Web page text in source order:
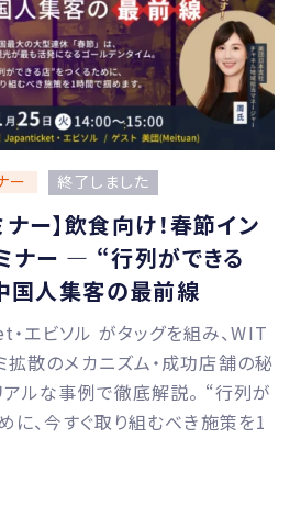
ー 終了しました
ー】飲食向け！春節イン
ナー ― “行列ができる
国人集客の最前線
ビソル がタッグを組み、WIT
拡散のメカニズム・成功店舗の秘
アルな事例で徹底解説。 “行列が
に、今すぐ取り組むべき施策を1